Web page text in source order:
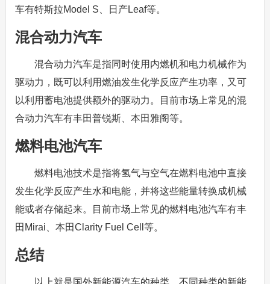
车有特斯拉Model S、日产Leaf等。
混合动力汽车
混合动力汽车是指同时使用内燃机和电力机械作为
驱动力，既可以利用燃油发生化学反应产生功率，又可
以利用蓄电池提供额外的驱动力。目前市场上常见的混
合动力汽车有丰田普锐斯、本田雅阁等。
燃料电池汽车
燃料电池技术是指将氢气与空气在燃料电池中直接
发生化学反应产生水和电能，并将这些能量转换成机械
能或者存储起来。目前市场上常见的燃料电池汽车有丰
田Mirai、本田Clarity Fuel Cell等。
总结
以上就是国外新能源汽车的种类，不同种类的新能